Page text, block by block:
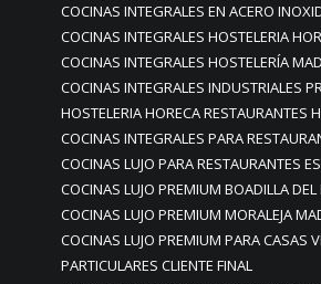
COCINAS INTEGRALES EN ACERO
COCINAS INTEGRALES HOSTELERIA
COCINAS INTEGRALES HOSTELERÍA
COCINAS INTEGRALES INDUSTRIALES
HOSTELERIA HORECA RESTAURANTES
COCINAS INTEGRALES PARA
COCINAS LUJO PARA RESTAURANTES
COCINAS LUJO PREMIUM BOADILLA
COCINAS LUJO PREMIUM MORALEJA
COCINAS LUJO PREMIUM PARA CASAS
PARTICULARES CLIENTE FINAL